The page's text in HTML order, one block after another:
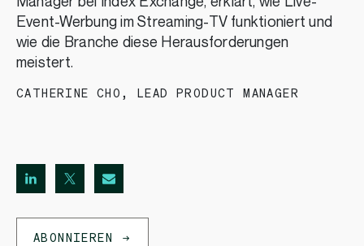
ABONNIEREN
CATHERINE CHO , LEAD PRODUCT MANAGER
Event-Werbung im Streaming-TV funktioniert und
wie die Branche diese Herausforderungen
meistert.